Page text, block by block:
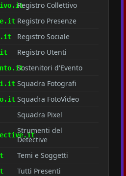
Registro Collettivo
Registro Presenze
Registro Sociale
Registro Utenti
Sostenitori d'Evento
Squadra Fotografi
Squadra FotoVideo
Squadra Pixel
Strumenti del
Detective
Temi e Soggetti
Tutti Presenti